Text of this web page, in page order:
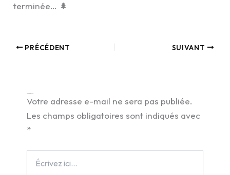
terminée… 🌲
PRÉCÉDENT SUIVANT
Votre adresse e-mail ne sera pas publiée.
Les champs obligatoires sont indiqués avec
*
ici…